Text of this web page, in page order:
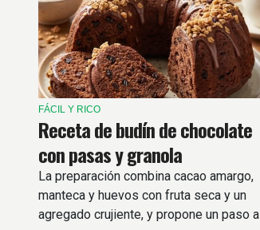
FÁCIL Y RICO
Receta de budín de chocolate
con pasas y granola
La preparación combina cacao amargo,
manteca y huevos con fruta seca y un
agregado crujiente, y propone un paso a